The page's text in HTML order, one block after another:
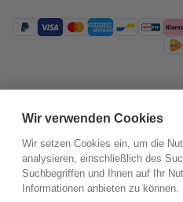
Wir verwenden Cookies
Wir setzen Cookies ein, um die
analysieren, einschließlich des
Suchbegriffen und Ihnen auf Ihr
Informationen anbieten zu können.